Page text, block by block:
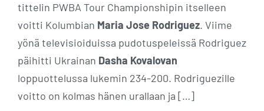
tittelin PWBA Tour Championshipin itselleen
voitti Kolumbian Maria Jose Rodriguez. Viime
yönä televisioiduissa pudotuspeleissä Rodriguez
päihitti Ukrainan Dasha Kovalovan
loppuottelussa lukemin 234-200. Rodriguezille
voitto on kolmas hänen urallaan ja […]